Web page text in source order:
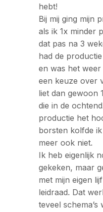
hebt!
Bij mij ging mijn
als ik 1x minder
dat pas na 3
had de
en was het weer
een keuze over
liet dan gewoon
die in de
productie het
borsten kolfde
meer ook niet.
Ik heb eigenlijk
gekeken, maar
met mijn eigen
leidraad. Dat
teveel